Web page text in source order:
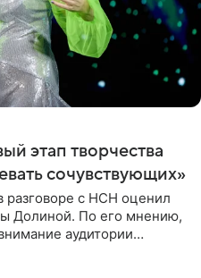
этап творчества
сочувствующих»
разговоре с НСН оценил
Долиной. По его мнению,
аудитории